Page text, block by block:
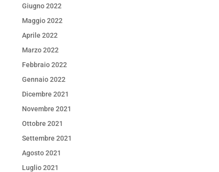
Giugno 2022
Maggio 2022
Aprile 2022
Marzo 2022
Febbraio 2022
Gennaio 2022
Dicembre 2021
Novembre 2021
Ottobre 2021
Settembre 2021
Agosto 2021
Luglio 2021